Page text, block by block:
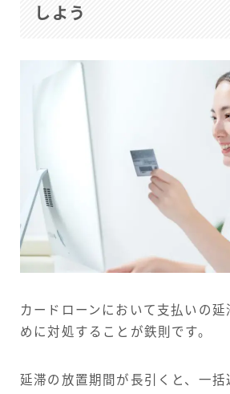
しよう
カードローンにおいて支払いの延
めに対処することが鉄則です。
延滞の放置期間が長引くと、一括